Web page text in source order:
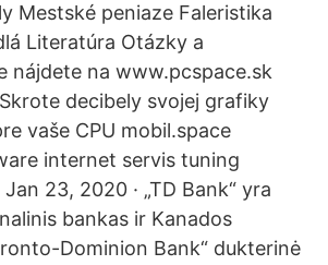
Mestské peniaze Faleristika
Literatúra Otázky a
nájdete na www.pcspace.sk
decibely svojej grafiky
vaše CPU mobil.space
internet servis tuning
23, 2020 · „TD Bank“ yra
bankas ir Kanados
Dominion Bank“ dukterinė